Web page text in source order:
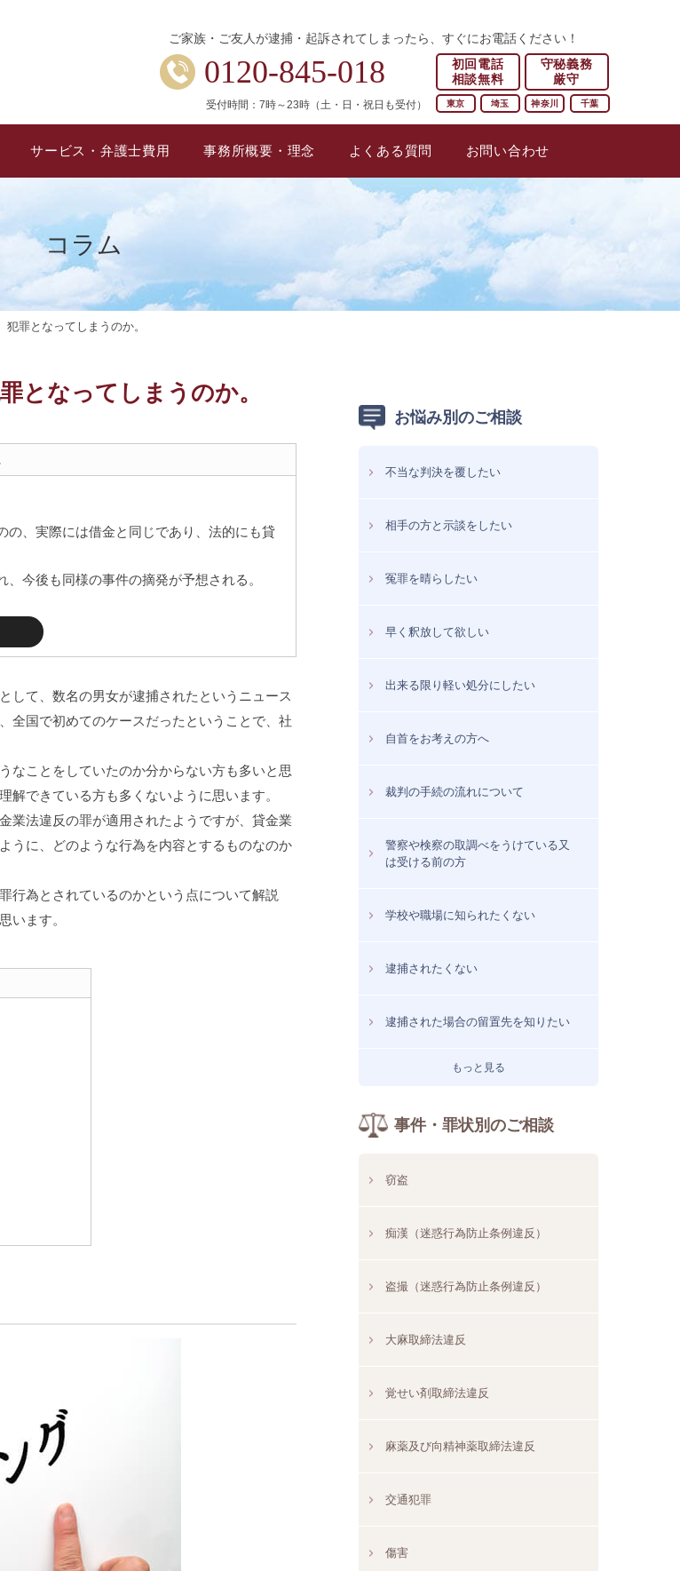
ご家族・ご友人が逮捕・起訴されてしまったら、すぐにお電話ください！
0120-845-018
受付時間：7時～23時（土・日・祝日も受付）
初回電話
相談無料
守秘義務
厳守
東京 埼玉 神奈川 千葉
サービス・弁護士費用 事務所概要・理念 よくある質問 お問い合わせ
コラム
罪となってしまうのか。
となってしまうのか。
の、実際には借金と同じであり、法的にも貸
今後も同様の事件の摘発が予想される。
て、数名の男女が逮捕されたというニュース
全国で初めてのケースだったということで、社
なことをしていたのか分からない方も多いと思
できている方も多くないように思います。
業法違反の罪が適用されたようですが、貸金業
うに、どのような行為を内容とするものなのか
行為とされているのかという点について解説
います。
お悩み別のご相談
不当な判決を覆したい
相手の方と示談をしたい
冤罪を晴らしたい
早く釈放して欲しい
出来る限り軽い処分にしたい
自首をお考えの方へ
裁判の手続の流れについて
警察や検察の取調べをうけている又
は受ける前の方
学校や職場に知られたくない
逮捕されたくない
逮捕された場合の留置先を知りたい
もっと見る
事件・罪状別のご相談
窃盗
痴漢（迷惑行為防止条例違反）
盗撮（迷惑行為防止条例違反）
大麻取締法違反
覚せい剤取締法違反
麻薬及び向精神薬取締法違反
交通犯罪
傷害